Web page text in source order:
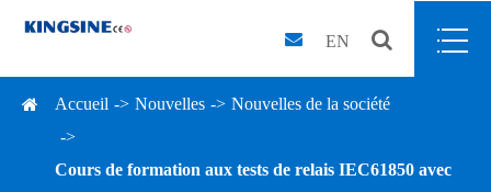
EN
Accueil Nouvelles Nouvelles de la société
Cours de formation aux tests de relais IEC61850 avec